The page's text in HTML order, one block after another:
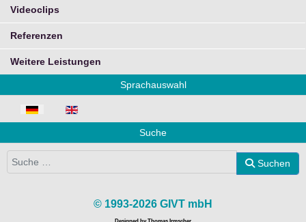
Videoclips
Referenzen
Weitere Leistungen
Sprachauswahl
Sprache auswählen
Suche
Suchen
© 1993-2026 GIVT mbH